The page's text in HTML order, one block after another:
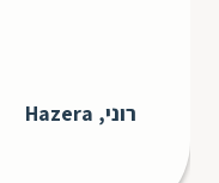
רוני, Hazera